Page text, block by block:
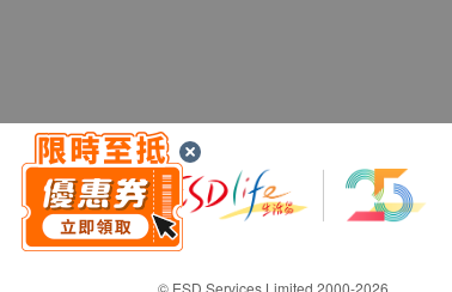
© ESD Services Limited 2000-2026